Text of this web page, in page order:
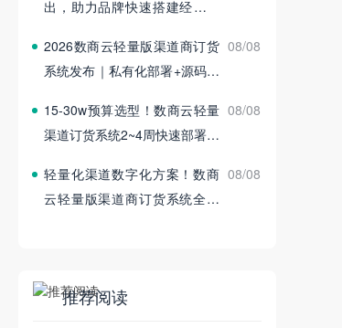
出，助力品牌快速搭建经销商
2026数商云轻量版渠道商订货
系统发布｜私有化部署+源码交
08/08
15‑30w预算选型！数商云轻量
渠道订货系统2~4周快速部署上
08/08
轻量化渠道数字化方案！数商
云轻量版渠道商订货系统全新
08/08
推荐阅读